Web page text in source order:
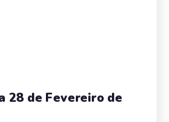
28 de Fevereiro de